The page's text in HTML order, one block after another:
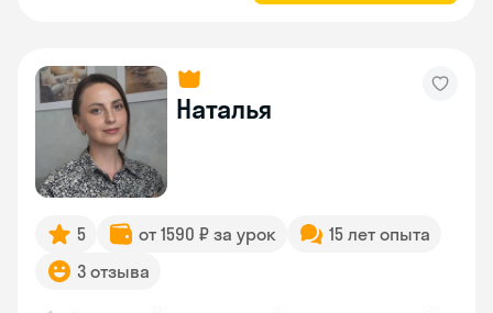
Наталья
5 от 1590 ₽ за урок
15 лет опыта
3 отзыва